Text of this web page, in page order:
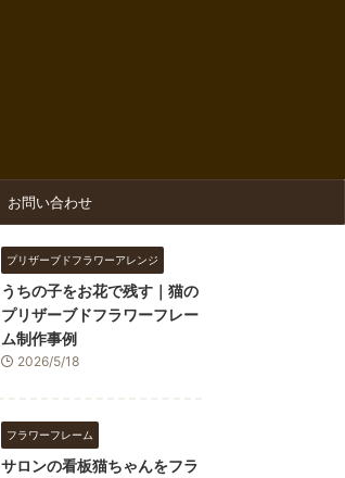
お問い合わせ
プリザーブドフラワーアレンジ
うちの子をお花で残す｜猫の
プリザーブドフラワーフレー
ム制作事例
2026/5/18
フラワーフレーム
サロンの看板猫ちゃんをフラ